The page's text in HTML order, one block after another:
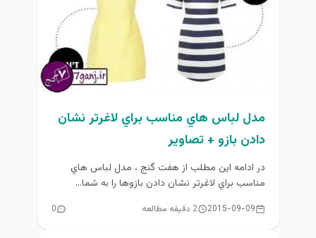
مدل لباس هاي مناسب براي لاغرتر نشان
دادن بازو + تصاوير
در ادامه اين مطلب از هفت گنج ، مدل لباس هاي
مناسب براي لاغرتر نشان دادن بازوها را به شما...
2015-09-09 2 دقیقه مطالعه 0